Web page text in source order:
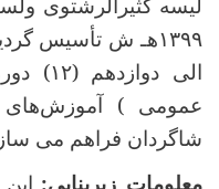
۱۳۹۹هـ ش تأسیس
الی دوازدهم (۱۲)
عمومی ) آموزش‌های
شاگردان فراهم‌ می
معلومات زیربنایی: